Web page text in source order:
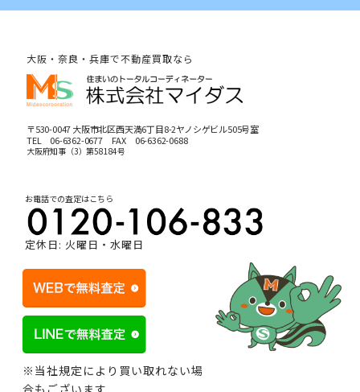
大阪・奈良・兵庫で不動産買取なら
〒530-0047 大阪市北区西天満6丁目8-2ヤノシゲビル505号室
TEL 06-6362-0677FAX 06-6362-0688
大阪府知事（3）第58184号
お電話での査定はこちら
定休日: 火曜日・水曜日
※当社規定により買い取れない場
合もございます